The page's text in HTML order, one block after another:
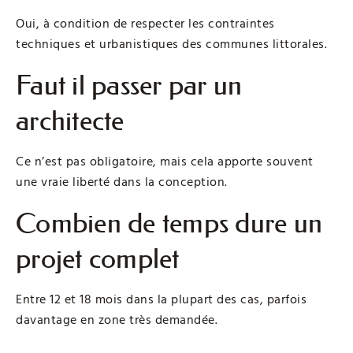
Oui, à condition de respecter les contraintes
techniques et urbanistiques des communes littorales.
Faut il passer par un
architecte
Ce n’est pas obligatoire, mais cela apporte souvent
une vraie liberté dans la conception.
Combien de temps dure un
projet complet
Entre 12 et 18 mois dans la plupart des cas, parfois
davantage en zone très demandée.